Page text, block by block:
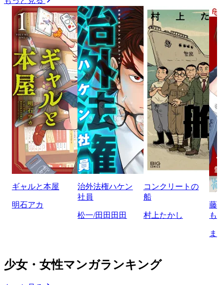
ギャルと本屋
明石アカ
治外法権ハケン
社員
松一/田田田田
コンクリートの
船
村上たかし
藤
も
ま
少女・女性マンガランキング